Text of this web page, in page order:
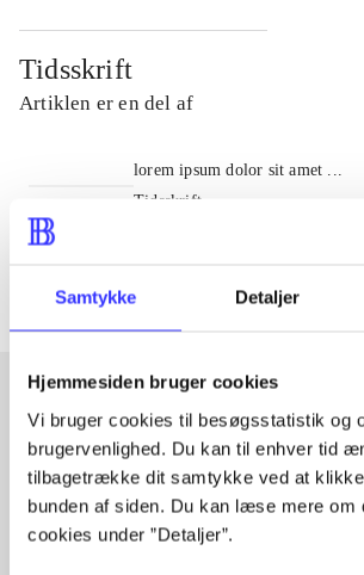
Samtykke Detaljer
Hjemmesiden bruger cookies
Vi bruger cookies til besøgsstatistik og
brugervenlighed. Du kan til enhver tid
tilbagetrække dit samtykke ved at klikke
bunden af siden. Du kan læse mere om
cookies under ”Detaljer”.
Tidsskrift
Artiklen er en del af
lorem ipsum dolor sit amet ...
Tidsskrift
Artiklerne i
Artikler med samme emner
Fra